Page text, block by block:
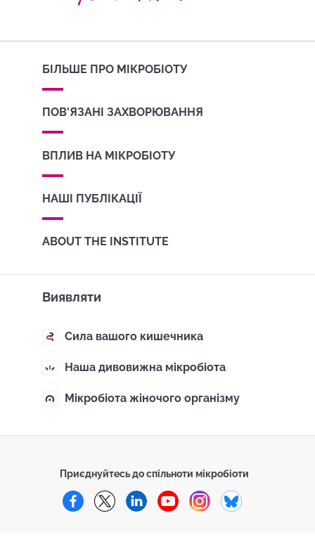
БІЛЬШЕ ПРО МІКРОБІОТУ
ПОВ'ЯЗАНІ ЗАХВОРЮВАННЯ
ВПЛИВ НА МІКРОБІОТУ
НАШІ ПУБЛІКАЦІЇ
ABOUT THE INSTITUTE
Виявляти
Сила вашого кишечника
Наша дивовижна мікробіота
Мікробіота жіночого організму
Приєднуйтесь до спільноти мікробіоти
Facebook
Twitter LinkedInYouTubeInstagram